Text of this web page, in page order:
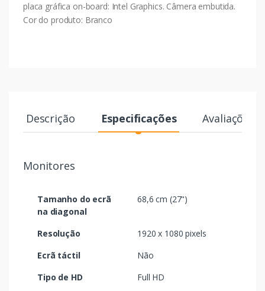
placa gráfica on-board: Intel Graphics. Câmera embutida.
Cor do produto: Branco
Descrição Especificações Avaliações
Monitores
Tamanho do ecrã
na diagonal
68,6 cm (27")
Resolução
1920 x 1080 pixels
Ecrã táctil
Não
Tipo de HD
Full HD